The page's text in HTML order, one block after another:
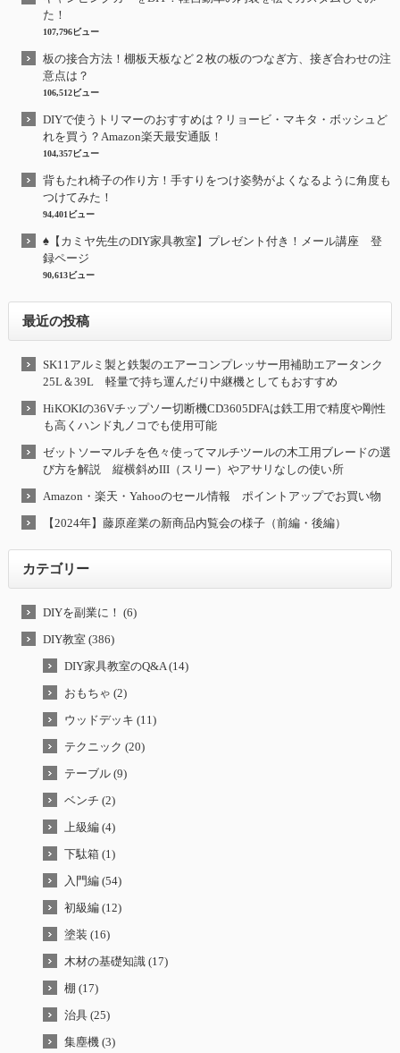
た！
107,796ビュー
板の接合方法！棚板天板など２枚の板のつなぎ方、接ぎ合わせの注
意点は？
106,512ビュー
DIYで使うトリマーのおすすめは？リョービ・マキタ・ボッシュど
れを買う？Amazon楽天最安通販！
104,357ビュー
背もたれ椅子の作り方！手すりをつけ姿勢がよくなるように角度も
つけてみた！
94,401ビュー
♠【カミヤ先生のDIY家具教室】プレゼント付き！メール講座 登
録ページ
90,613ビュー
最近の投稿
SK11アルミ製と鉄製のエアーコンプレッサー用補助エアータンク
25L＆39L 軽量で持ち運んだり中継機としてもおすすめ
HiKOKIの36Vチップソー切断機CD3605DFAは鉄工用で精度や剛性
も高くハンド丸ノコでも使用可能
ゼットソーマルチを色々使ってマルチツールの木工用ブレードの選
び方を解説 縦横斜めIII（スリー）やアサリなしの使い所
Amazon・楽天・Yahooのセール情報 ポイントアップでお買い物
【2024年】藤原産業の新商品内覧会の様子（前編・後編）
カテゴリー
DIYを副業に！ (6)
DIY教室 (386)
DIY家具教室のQ&A (14)
おもちゃ (2)
ウッドデッキ (11)
テクニック (20)
テーブル (9)
ベンチ (2)
上級編 (4)
下駄箱 (1)
入門編 (54)
初級編 (12)
塗装 (16)
木材の基礎知識 (17)
棚 (17)
治具 (25)
集塵機 (3)